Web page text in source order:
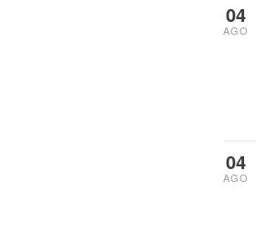
04
AGO
04
AGO